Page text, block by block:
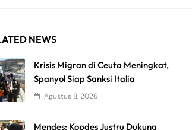
NEWS
Krisis Migran di Ceuta Meningkat,
Spanyol Siap Sanksi Italia
Agustus 8, 2026
Mendes: Kopdes Justru Dukung